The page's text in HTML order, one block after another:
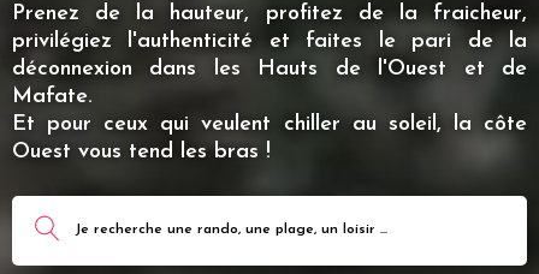
Prenez de la hauteur, profitez de la fraicheur,
privilégiez l'authenticité et faites le pari de la
déconnexion dans les Hauts de l'Ouest et de
Mafate.
Et pour ceux qui veulent chiller au soleil, la côte
Ouest vous tend les bras !
Je recherche une rando, une plage, un loisir ...